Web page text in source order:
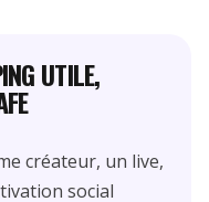
UTILE,
créateur, un live,
social